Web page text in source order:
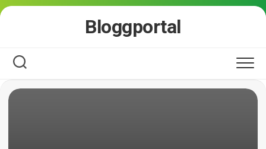
Skip
Bloggportal